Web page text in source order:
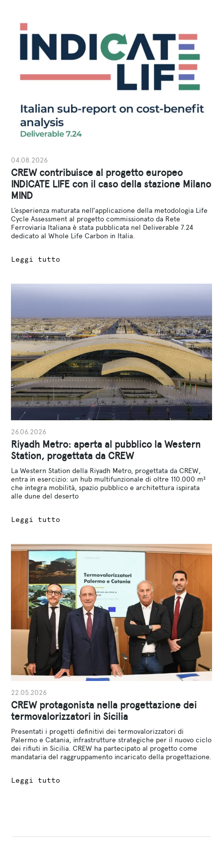
04.08.2026
CREW contribuisce al progetto europeo
INDICATE LIFE con il caso della stazione Milano
MIND
L’esperienza maturata nell’applicazione della metodologia Life
Cycle Assessment al progetto commissionato da Rete
Ferroviaria Italiana è stata pubblicata nel Deliverable 7.24
dedicato al Whole Life Carbon in Italia.
Leggi tutto
26.06.2026
Riyadh Metro: aperta al pubblico la Western
Station, progettata da CREW
La Western Station della Riyadh Metro, progettata da CREW,
entra in esercizio: un hub multifunzionale di oltre 110.000 m²
che integra mobilità, spazio pubblico e architettura ispirata
alle dune del deserto
Leggi tutto
22.05.2026
CREW protagonista nella progettazione dei
termovalorizzatori in Sicilia
Presentati i progetti definitivi dei termovalorizzatori di
Palermo e Catania, infrastrutture strategiche per il nuovo ciclo
dei rifiuti in Sicilia. CREW ha partecipato al progetto come
mandataria del raggruppamento incaricato della progettazione.
Leggi tutto